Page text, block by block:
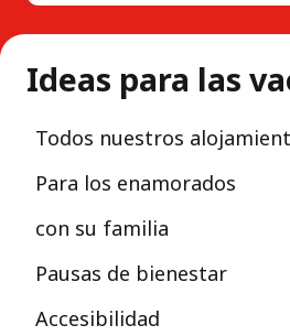
Ideas para las
Todos nuestros
Para los enamorados
con su familia
Pausas de bienestar
Accesibilidad